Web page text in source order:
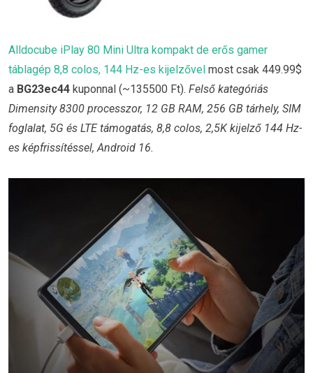
Alldocube iPlay 80 Mini Ultra kompakt de erős gamer
táblagép 8,8 colos, 144 Hz-es kijelzővel most csak 449.99$
a BG23ec44 kuponnal (~135500 Ft). Felső kategóriás
Dimensity 8300 processzor, 12 GB RAM, 256 GB tárhely, SIM
foglalat, 5G és LTE támogatás, 8,8 colos, 2,5K kijelző 144 Hz-
es képfrissítéssel, Android 16.